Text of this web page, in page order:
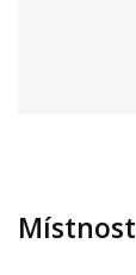
Místnost